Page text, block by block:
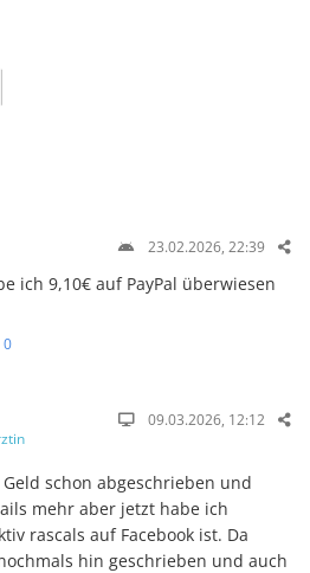
23.02.2026, 22:39
ich 9,10€ auf PayPal überwiesen
0
09.03.2026, 12:12
schon abgeschrieben und
mehr aber jetzt habe ich
rascals auf Facebook ist. Da
hin geschrieben und auch